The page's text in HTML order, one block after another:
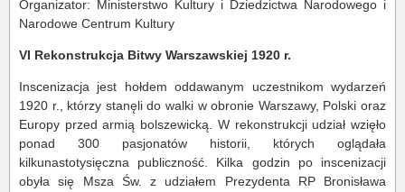
Organizator: Ministerstwo Kultury i Dziedzictwa Narodowego i
Narodowe Centrum Kultury
VI Rekonstrukcja Bitwy Warszawskiej 1920 r.
Inscenizacja jest hołdem oddawanym uczestnikom wydarzeń
1920 r., którzy stanęli do walki w obronie Warszawy, Polski oraz
Europy przed armią bolszewicką. W rekonstrukcji udział wzięło
ponad 300 pasjonatów historii, których oglądała
kilkunastotysięczna publiczność. Kilka godzin po inscenizacji
obyła się Msza Św. z udziałem Prezydenta RP Bronisława